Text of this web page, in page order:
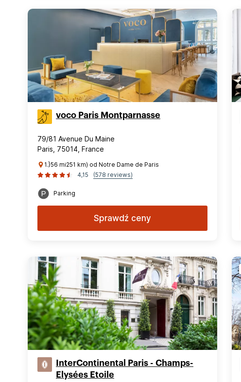
voco Paris Montparnasse
79/81 Avenue Du Maine
Paris, 75014, France
1.}56 mi251 km) od Notre Dame de Paris
4,15
(578 reviews)
Parking
Sprawdź ceny
InterContinental Paris - Champs-
Elysées Etoile